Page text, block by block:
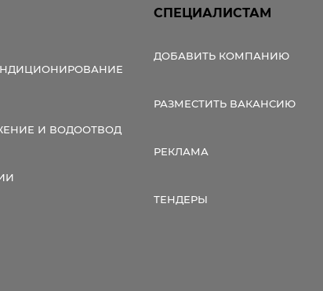
И ВОДООТВОД
СПЕЦИАЛИСТАМ
ДОБАВИТЬ КОМПАНИЮ
РАЗМЕСТИТЬ ВАКАНСИЮ
РЕКЛАМА
ТЕНДЕРЫ